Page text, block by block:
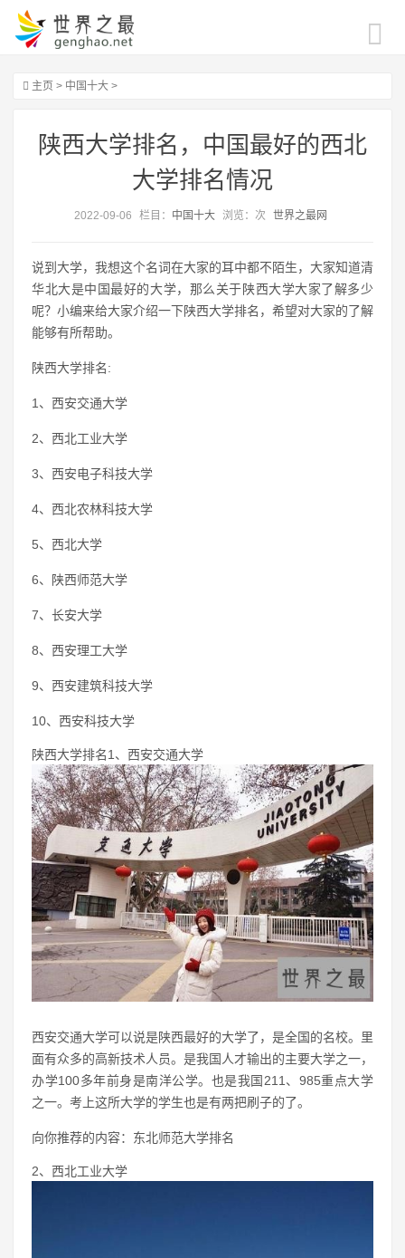
主页 > 中国十大 >
陕西大学排名，中国最好的西北
大学排名情况
2022-09-06 栏目： 中国十大 浏览： 次 世界之最网
说到大学，我想这个名词在大家的耳中都不陌生，大家知道清
华北大是中国最好的大学，那么关于陕西大学大家了解多少
呢？小编来给大家介绍一下陕西大学排名，希望对大家的了解
能够有所帮助。
陕西大学排名:
1、西安交通大学
2、西北工业大学
3、西安电子科技大学
4、西北农林科技大学
5、西北大学
6、陕西师范大学
7、长安大学
8、西安理工大学
9、西安建筑科技大学
10、西安科技大学
陕西大学排名1、西安交通大学
西安交通大学可以说是陕西最好的大学了，是全国的名校。里
面有众多的高新技术人员。是我国人才输出的主要大学之一，
办学100多年前身是南洋公学。也是我国211、985重点大学
之一。考上这所大学的学生也是有两把刷子的了。
向你推荐的内容：东北师范大学排名
2、西北工业大学